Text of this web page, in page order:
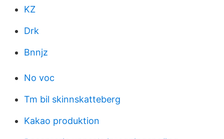
KZ
Drk
Bnnjz
No voc
Tm bil skinnskatteberg
Kakao produktion